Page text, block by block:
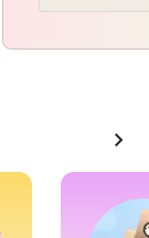
chevron_right